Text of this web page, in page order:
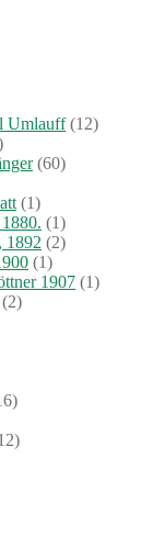
Umlauff(12)
(60)
(1)
(1)
1892 (2)
(1)
1907 (1)
(2)